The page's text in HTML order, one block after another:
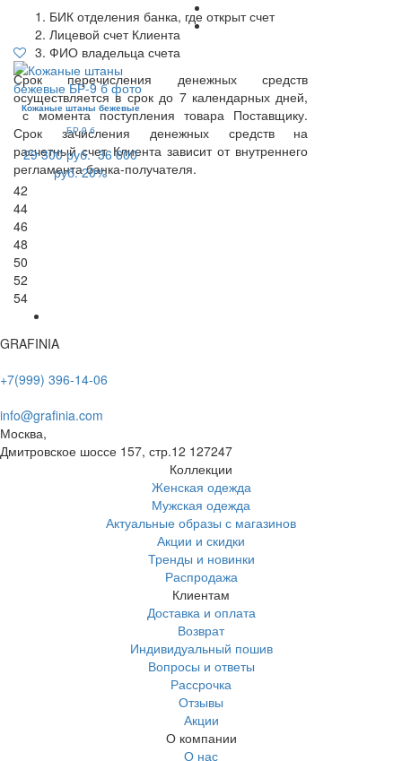
БИК отделения банка, где открыт счет
Лицевой счет Клиента
ФИО владельца счета
Срок перечисления денежных средств
осуществляется в срок до 7 календарных дней,
с момента поступления товара Поставщику.
Срок зачисления денежных средств на
расчетный счет Клиента зависит от внутреннего
регламента банка-получателя.
Кожаные штаны бежевые
БР-9 б
29 300 руб. 36 600
руб. 20%
42
44
46
48
50
52
54
GRAFINIA
+7(999) 396-14-06
info@grafinia.com
Москва,
Дмитровское шоссе 157, стр.12 127247
Коллекции
Женская одежда
Мужская одежда
Актуальные образы с магазинов
Акции и скидки
Тренды и новинки
Распродажа
Клиентам
Доставка и оплата
Возврат
Индивидуальный пошив
Вопросы и ответы
Рассрочка
Отзывы
Акции
О компании
О нас